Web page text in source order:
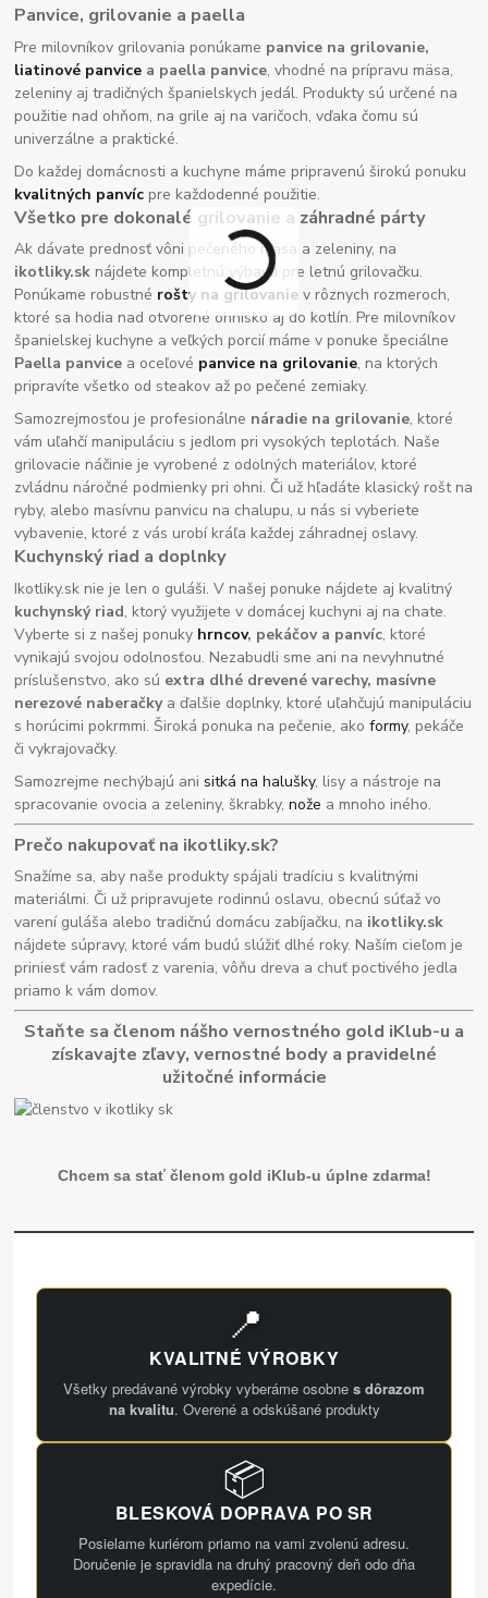
Panvice, grilovanie a paella
Pre milovníkov grilovania ponúkame panvice na grilovanie,
liatinové panvice a paella panvice, vhodné na prípravu mäsa,
zeleniny aj tradičných španielskych jedál. Produkty sú určené na
použitie nad ohňom, na grile aj na varičoch, vďaka čomu sú
univerzálne a praktické.
Do každej domácnosti a kuchyne máme pripravenú širokú ponuku
kvalitných panvíc pre každodenné použitie.
Všetko pre dokonalé grilovanie a záhradné párty
Ak dávate prednosť vôni pečeného mäsa a zeleniny, na
ikotliky.sk nájdete kompletnú výbavu pre letnú grilovačku.
Ponúkame robustné rošty na grilovanie v rôznych rozmeroch,
ktoré sa hodia nad otvorené ohnisko aj do kotlín. Pre milovníkov
španielskej kuchyne a veľkých porcií máme v ponuke špeciálne
Paella panvice a oceľové panvice na grilovanie, na ktorých
pripravíte všetko od steakov až po pečené zemiaky.
Samozrejmosťou je profesionálne náradie na grilovanie, ktoré
vám uľahčí manipuláciu s jedlom pri vysokých teplotách. Naše
grilovacie náčinie je vyrobené z odolných materiálov, ktoré
zvládnu náročné podmienky pri ohni. Či už hľadáte klasický rošt na
ryby, alebo masívnu panvicu na chalupu, u nás si vyberiete
vybavenie, ktoré z vás urobí kráľa každej záhradnej oslavy.
Kuchynský riad a doplnky
Ikotliky.sk nie je len o guláši. V našej ponuke nájdete aj kvalitný
kuchynský riad, ktorý využijete v domácej kuchyni aj na chate.
Vyberte si z našej ponuky hrncov, pekáčov a panvíc, ktoré
vynikajú svojou odolnosťou. Nezabudli sme ani na nevyhnutné
príslušenstvo, ako sú extra dlhé drevené varechy, masívne
nerezové naberačkya ďalšie doplnky, ktoré uľahčujú manipuláciu
s horúcimi pokrmmi. Široká ponuka na pečenie, akoformy, pekáče
či vykrajovačky.
Samozrejme nechýbajú anisitká na halušky, lisy a nástroje na
spracovanie ovocia a zeleniny, škrabky,nože a mnoho iného.
Prečo nakupovať na ikotliky.sk?
Snažíme sa, aby naše produkty spájali tradíciu s kvalitnými
materiálmi. Či už pripravujete rodinnú oslavu, obecnú súťaž vo
varení guláša alebo tradičnú domácu zabíjačku, na ikotliky.sk
nájdete súpravy, ktoré vám budú slúžiť dlhé roky. Naším cieľom je
priniesť vám radosť z varenia, vôňu dreva a chuť poctivého jedla
priamo k vám domov.
Staňte sa členom nášho vernostného gold iKlub-u a
získavajte zľavy, vernostné body a pravidelné
užitočné informácie
Chcem sa stať členom gold iKlub-u úplne zdarma!
📍
KVALITNÉ VÝROBKY
Všetky predávané výrobky vyberáme osobne s dôrazom
na kvalitu. Overené a odskúšané produkty
📦
BLESKOVÁ DOPRAVA PO SR
Posielame kuriérom priamo na vami zvolenú adresu.
Doručenie je spravidla na druhý pracovný deň odo dňa
expedície.